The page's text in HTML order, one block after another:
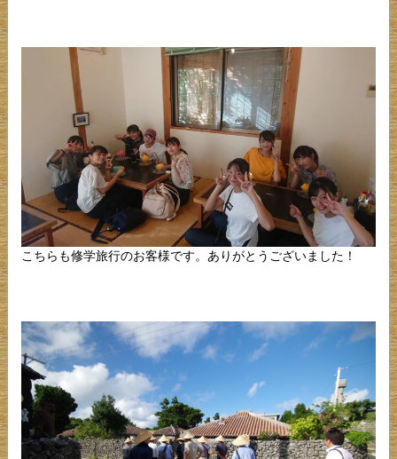
こちらも修学旅行のお客様です。ありがとうございました！